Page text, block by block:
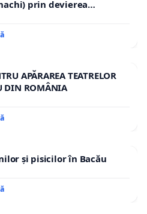
prin devierea
APĂRAREA TEATRELOR
DIN ROMÂNIA
și pisicilor în Bacău